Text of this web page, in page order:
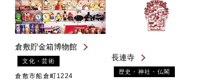
倉敷貯金箱博物館
文化・芸術
倉敷市船倉町1224
長連寺
歴史・神社・仏閣